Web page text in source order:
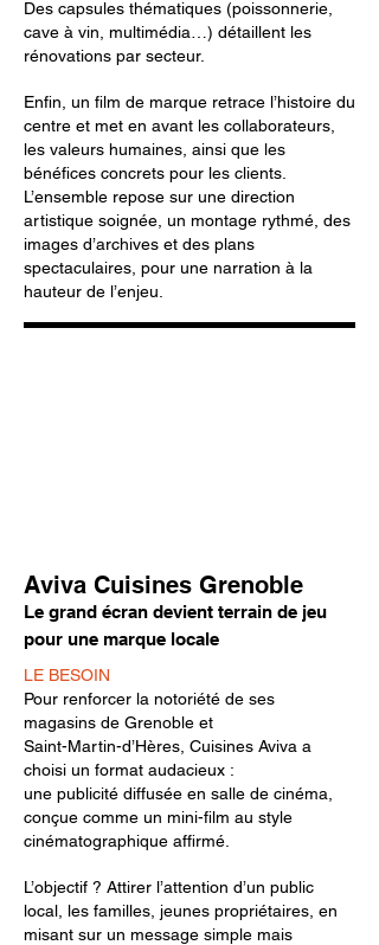
Des capsules thématiques (poissonnerie,
cave à vin, multimédia…) détaillent les
rénovations par secteur.
Enfin, un film de marque retrace l’histoire du
centre et met en avant les collaborateurs,
les valeurs humaines, ainsi que les
bénéfices concrets pour les clients.
L’ensemble repose sur une direction
artistique soignée, un montage rythmé, des
images d’archives et des plans
spectaculaires, pour une narration à la
hauteur de l’enjeu.
Aviva Cuisines Grenoble
Le grand écran devient terrain de jeu
pour une marque locale
LE BESOIN
Pour renforcer la notoriété de ses
magasins de Grenoble et
Saint-Martin-d’Hères, Cuisines Aviva a
choisi un format audacieux :
une publicité diffusée en salle de cinéma,
conçue comme un mini-film au style
cinématographique affirmé.
L’objectif ? Attirer l’attention d’un public
local, les familles, jeunes propriétaires, en
misant sur un message simple mais